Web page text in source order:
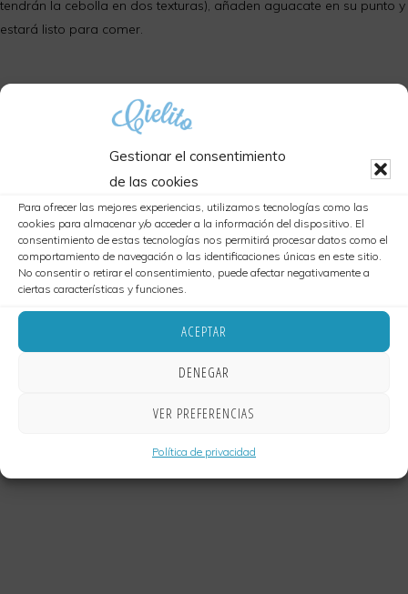
Gestionar el consentimiento
de las cookies
Para ofrecer las mejores experiencias, utilizamos tecnologías como las
cookies para almacenar y/o acceder a la información del dispositivo. El
consentimiento de estas tecnologías nos permitirá procesar datos como el
comportamiento de navegación o las identificaciones únicas en este sitio.
No consentir o retirar el consentimiento, puede afectar negativamente a
ciertas características y funciones.
ACEPTAR
DENEGAR
VER PREFERENCIAS
Política de privacidad
tendrán la cebolla en dos texturas), añaden aguacate en su punto y
estará listo para comer.